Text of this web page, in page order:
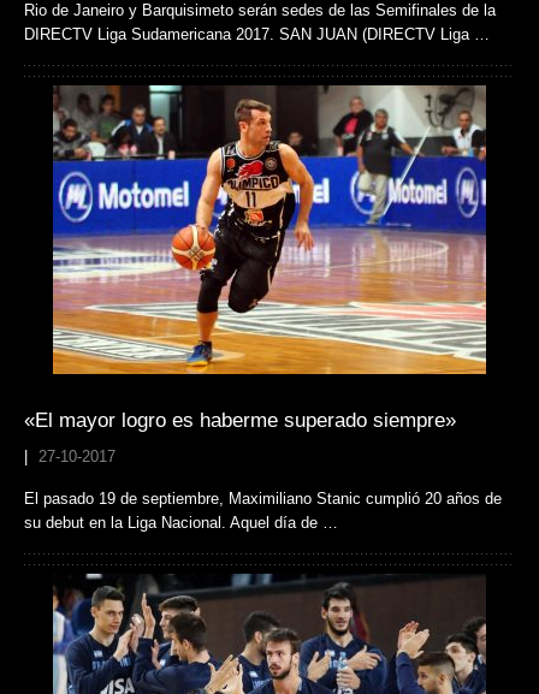
Rio de Janeiro y Barquisimeto serán sedes de las Semifinales de la
DIRECTV Liga Sudamericana 2017. SAN JUAN (DIRECTV Liga …
«El mayor logro es haberme superado siempre»
27-10-2017
El pasado 19 de septiembre, Maximiliano Stanic cumplió 20 años de
su debut en la Liga Nacional. Aquel día de …